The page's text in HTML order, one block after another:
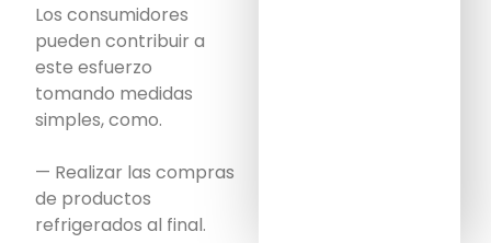
Los consumidores
pueden contribuir a
este esfuerzo
tomando medidas
simples, como.
— Realizar las compras
de productos
refrigerados al final.